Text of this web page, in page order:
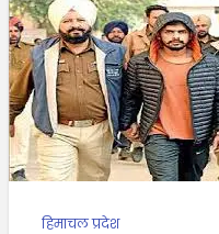
हिमाचल प्रदेश